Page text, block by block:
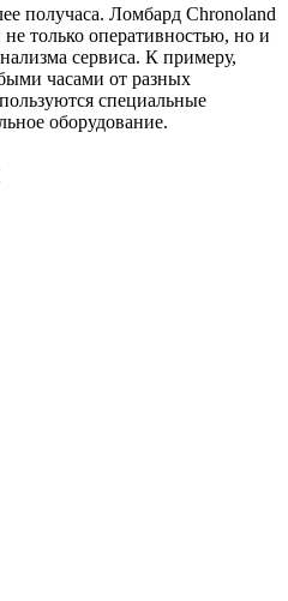
получаса. Ломбард Chronoland
только оперативностью, но и
сервиса. К примеру,
часами от разных
специальные
оборудование.